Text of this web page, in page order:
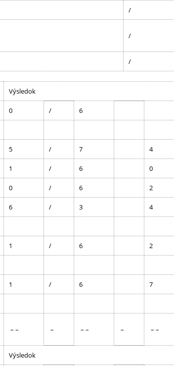
/
/
/
Výsledok
0 / 6
5 / 7 4
1 / 6 0
0 / 6 2
6 / 3 4
1 / 6 2
1 / 6 7
– – – – – – – –
Výsledok